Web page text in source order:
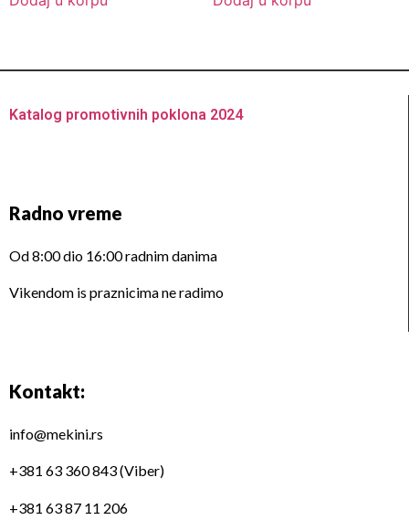
5
5
Katalog promotivnih poklona 2024
Radno vreme
Od 8:00 dio 16:00 radnim danima
Vikendom is praznicima ne radimo
Kontakt:
info@mekini.rs
+381 63 360 843 (Viber)
+381 63 87 11 206